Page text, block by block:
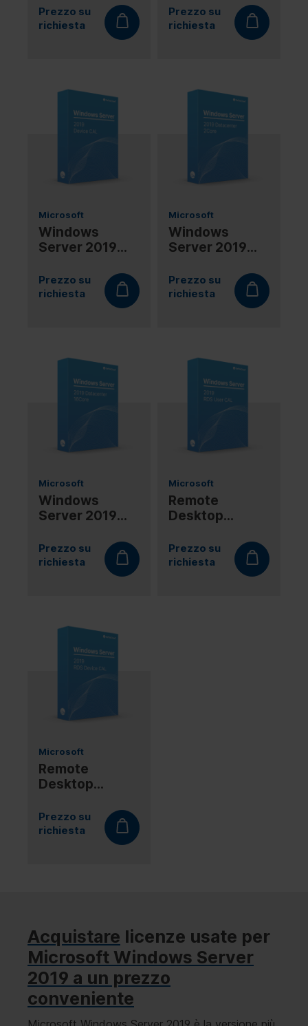
16Core
Prezzo su
richiesta
Connector
Prezzo su
richiesta
Microsoft
Windows
Server 2019
Prezzo su
richiesta
Microsoft
Windows
Server 2019
2Core
Prezzo su
richiesta
Microsoft
Windows
Server 2019
16Core
Prezzo su
richiesta
Microsoft
Remote
Desktop
User CAL
Prezzo su
richiesta
Microsoft
Remote
Desktop
Device CAL
Prezzo su
richiesta
Acquistare licenze usate per
Microsoft Windows Server
2019 a un prezzo
conveniente